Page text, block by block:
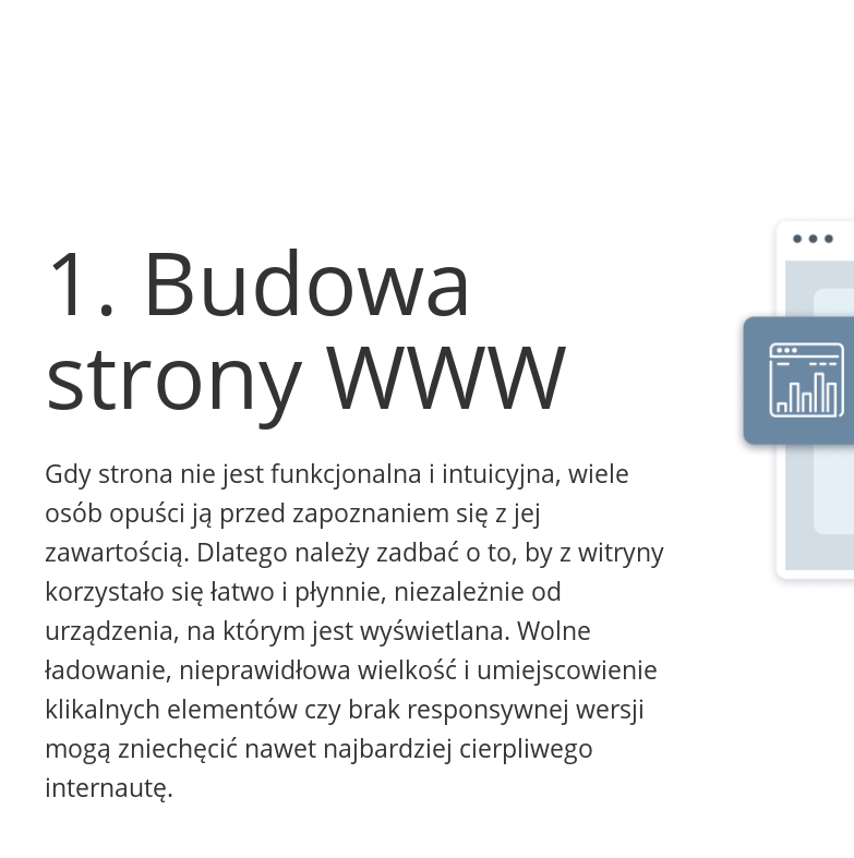
1. Budowa
strony WWW
Gdy strona nie jest funkcjonalna i intuicyjna, wiele
osób opuści ją przed zapoznaniem się z jej
zawartością. Dlatego należy zadbać o to, by z witryny
korzystało się łatwo i płynnie, niezależnie od
urządzenia, na którym jest wyświetlana. Wolne
ładowanie, nieprawidłowa wielkość i umiejscowienie
klikalnych elementów czy brak responsywnej wersji
mogą zniechęcić nawet najbardziej cierpliwego
internautę.